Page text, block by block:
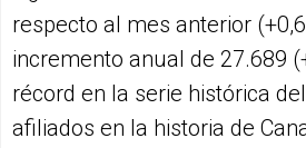
respecto al mes anterior
incremento anual de 27.689
récord en la serie histórica
afiliados en la historia de